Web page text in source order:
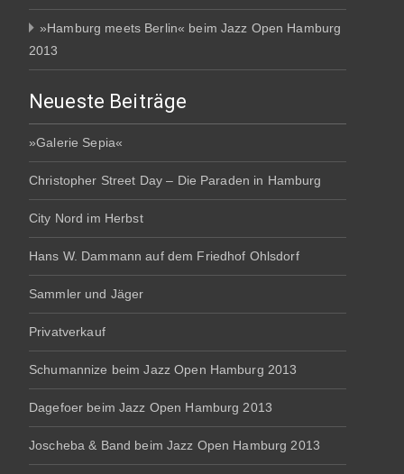
»Hamburg meets Berlin« beim Jazz Open Hamburg
2013
Neueste Beiträge
»Galerie Sepia«
Christopher Street Day – Die Paraden in Hamburg
City Nord im Herbst
Hans W. Dammann auf dem Friedhof Ohlsdorf
Sammler und Jäger
Privatverkauf
Schumannize beim Jazz Open Hamburg 2013
Dagefoer beim Jazz Open Hamburg 2013
Joscheba & Band beim Jazz Open Hamburg 2013